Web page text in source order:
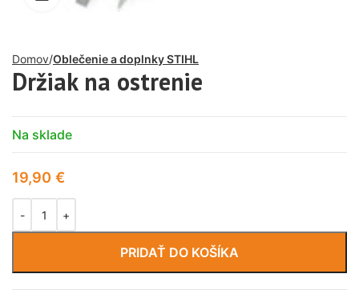
Domov Oblečenie a doplnky STIHL
Držiak na ostrenie
Na sklade
19,90 €
PRIDAŤ DO KOŠÍKA